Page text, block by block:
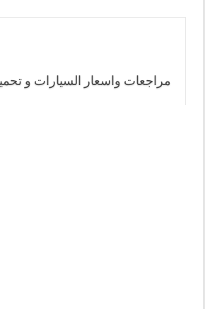
مراجعات واسعار السيارات و